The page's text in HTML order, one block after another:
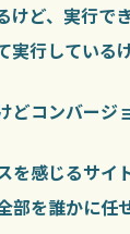
けど、実行で
実行している
どコンバージ
を感じるサイ
部を誰かに任